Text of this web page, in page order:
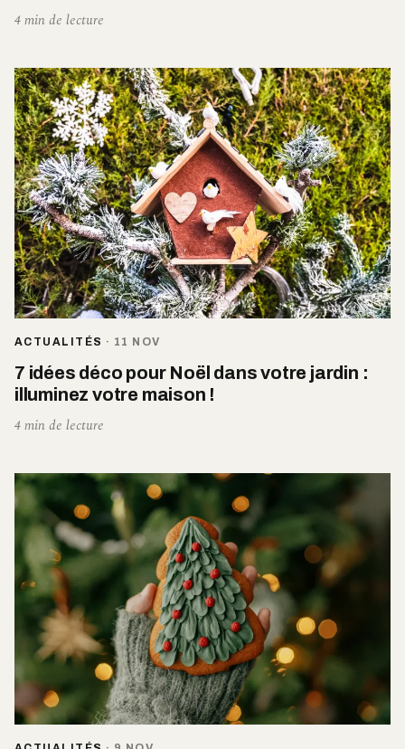
4 min de lecture
ACTUALITÉS · 11 NOV
7 idées déco pour Noël dans votre jardin :
illuminez votre maison !
4 min de lecture